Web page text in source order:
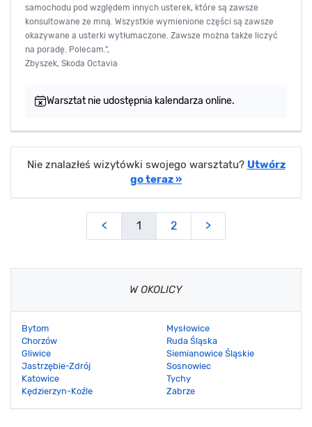
samochodu pod względem innych usterek, które są zawsze
konsultowane ze mną. Wszystkie wymienione części są zawsze
okazywane a usterki wytłumaczone. Zawsze można także liczyć
na poradę. Polecam.",
Zbyszek, Skoda Octavia
Warsztat nie udostępnia kalendarza online.
Nie znalazłeś wizytówki swojego warsztatu? Utwórz
go teraz »
< 1 2 >
W OKOLICY
Bytom
Chorzów
Gliwice
Jastrzębie-Zdrój
Katowice
Kędzierzyn-Koźle
Mysłowice
Ruda Śląska
Siemianowice Śląskie
Sosnowiec
Tychy
Zabrze